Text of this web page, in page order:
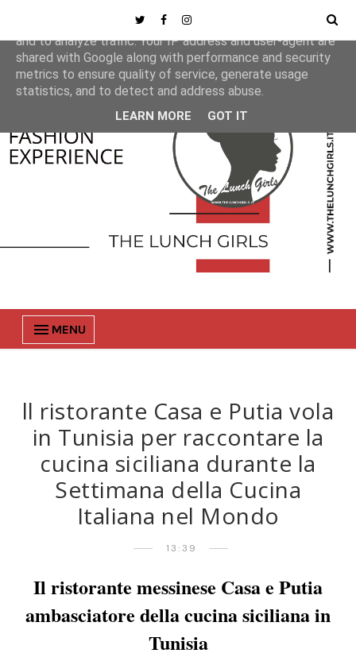
MENU
ll ristorante Casa e Putia vola
in Tunisia per raccontare la
cucina siciliana durante la
Settimana della Cucina
Italiana nel Mondo
13:39
Il ristorante messinese Casa e Putia
ambasciatore della cucina siciliana in
Tunisia
This site uses cookies from Google to deliver its services
and to analyze traffic. Your IP address and user-agent are
shared with Google along with performance and security
metrics to ensure quality of service, generate usage
statistics, and to detect and address abuse.
LEARN MORE GOT IT